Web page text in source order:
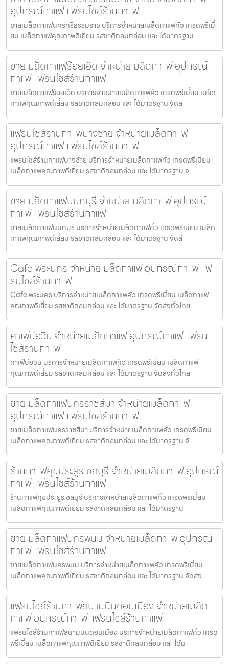
อุปกรณ์กาแฟ แฟรนไชส์ร้านกาแฟ
ขายเมล็ดกาแฟนครศรีธรรมราช บริการจำหน่ายเมล็ดกาแฟคั่ว เกรดพรีเมี่
ยม เมล็ดกาแฟคุณภาพดีเยี่ยม รสชาติกลมกล่อม และ ได้มาตรฐาน
ขายเมล็ดกาแฟร้อยเอ็ด จำหน่ายเมล็ดกาแฟ อุปกรณ์
กาแฟ แฟรนไชส์ร้านกาแฟ
ขายเมล็ดกาแฟร้อยเอ็ด บริการจำหน่ายเมล็ดกาแฟคั่ว เกรดพรีเมี่ยม เมล็ด
กาแฟคุณภาพดีเยี่ยม รสชาติกลมกล่อม และ ได้มาตรฐาน จัดส
แฟรนไชส์ร้านกาแฟบางซ้าย จำหน่ายเมล็ดกาแฟ
อุปกรณ์กาแฟ แฟรนไชส์ร้านกาแฟ
แฟรนไชส์ร้านกาแฟบางซ้าย บริการจำหน่ายเมล็ดกาแฟคั่ว เกรดพรีเมี่ยม
เมล็ดกาแฟคุณภาพดีเยี่ยม รสชาติกลมกล่อม และ ได้มาตรฐาน จ
ขายเมล็ดกาแฟนนทบุรี จำหน่ายเมล็ดกาแฟ อุปกรณ์
กาแฟ แฟรนไชส์ร้านกาแฟ
ขายเมล็ดกาแฟนนทบุรี บริการจำหน่ายเมล็ดกาแฟคั่ว เกรดพรีเมี่ยม เมล็ด
กาแฟคุณภาพดีเยี่ยม รสชาติกลมกล่อม และ ได้มาตรฐาน จัดส่
Cafe พระนคร จำหน่ายเมล็ดกาแฟ อุปกรณ์กาแฟ แฟ
รนไชส์ร้านกาแฟ
Cafe พระนคร บริการจำหน่ายเมล็ดกาแฟคั่ว เกรดพรีเมี่ยม เมล็ดกาแฟ
คุณภาพดีเยี่ยม รสชาติกลมกล่อม และ ได้มาตรฐาน จัดส่งทั่วไทย
คาเฟ่บ่อวิน จำหน่ายเมล็ดกาแฟ อุปกรณ์กาแฟ แฟรน
ไชส์ร้านกาแฟ
คาเฟ่บ่อวิน บริการจำหน่ายเมล็ดกาแฟคั่ว เกรดพรีเมี่ยม เมล็ดกาแฟ
คุณภาพดีเยี่ยม รสชาติกลมกล่อม และ ได้มาตรฐาน จัดส่งทั่วไทย
ขายเมล็ดกาแฟนครราชสีมา จำหน่ายเมล็ดกาแฟ
อุปกรณ์กาแฟ แฟรนไชส์ร้านกาแฟ
ขายเมล็ดกาแฟนครราชสีมา บริการจำหน่ายเมล็ดกาแฟคั่ว เกรดพรีเมี่ยม
เมล็ดกาแฟคุณภาพดีเยี่ยม รสชาติกลมกล่อม และ ได้มาตรฐาน จั
ร้านกาแฟศุขประยูร ชลบุรี จำหน่ายเมล็ดกาแฟ อุปกรณ์
กาแฟ แฟรนไชส์ร้านกาแฟ
ร้านกาแฟศุขประยูร ชลบุรี บริการจำหน่ายเมล็ดกาแฟคั่ว เกรดพรีเมี่ยม
เมล็ดกาแฟคุณภาพดีเยี่ยม รสชาติกลมกล่อม และ ได้มาตรฐาน
ขายเมล็ดกาแฟนครพนม จำหน่ายเมล็ดกาแฟ อุปกรณ์
กาแฟ แฟรนไชส์ร้านกาแฟ
ขายเมล็ดกาแฟนครพนม บริการจำหน่ายเมล็ดกาแฟคั่ว เกรดพรีเมี่ยม
เมล็ดกาแฟคุณภาพดีเยี่ยม รสชาติกลมกล่อม และ ได้มาตรฐาน จัดส่ง
แฟรนไชส์ร้านกาแฟสนามบินดอนเมือง จำหน่ายเมล็ด
กาแฟ อุปกรณ์กาแฟ แฟรนไชส์ร้านกาแฟ
แฟรนไชส์ร้านกาแฟสนามบินดอนเมือง บริการจำหน่ายเมล็ดกาแฟคั่ว เกรด
พรีเมี่ยม เมล็ดกาแฟคุณภาพดีเยี่ยม รสชาติกลมกล่อม และ ได้ม